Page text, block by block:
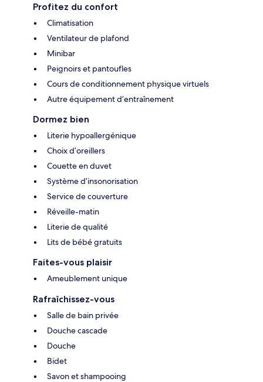
Profitez du confort
Climatisation
Ventilateur de plafond
Minibar
Peignoirs et pantoufles
Cours de conditionnement physique virtuels
Autre équipement d’entraînement
Dormez bien
Literie hypoallergénique
Choix d’oreillers
Couette en duvet
Système d’insonorisation
Service de couverture
Réveille-matin
Literie de qualité
Lits de bébé gratuits
Faites-vous plaisir
Ameublement unique
Rafraîchissez-vous
Salle de bain privée
Douche cascade
Douche
Bidet
Savon et shampooing